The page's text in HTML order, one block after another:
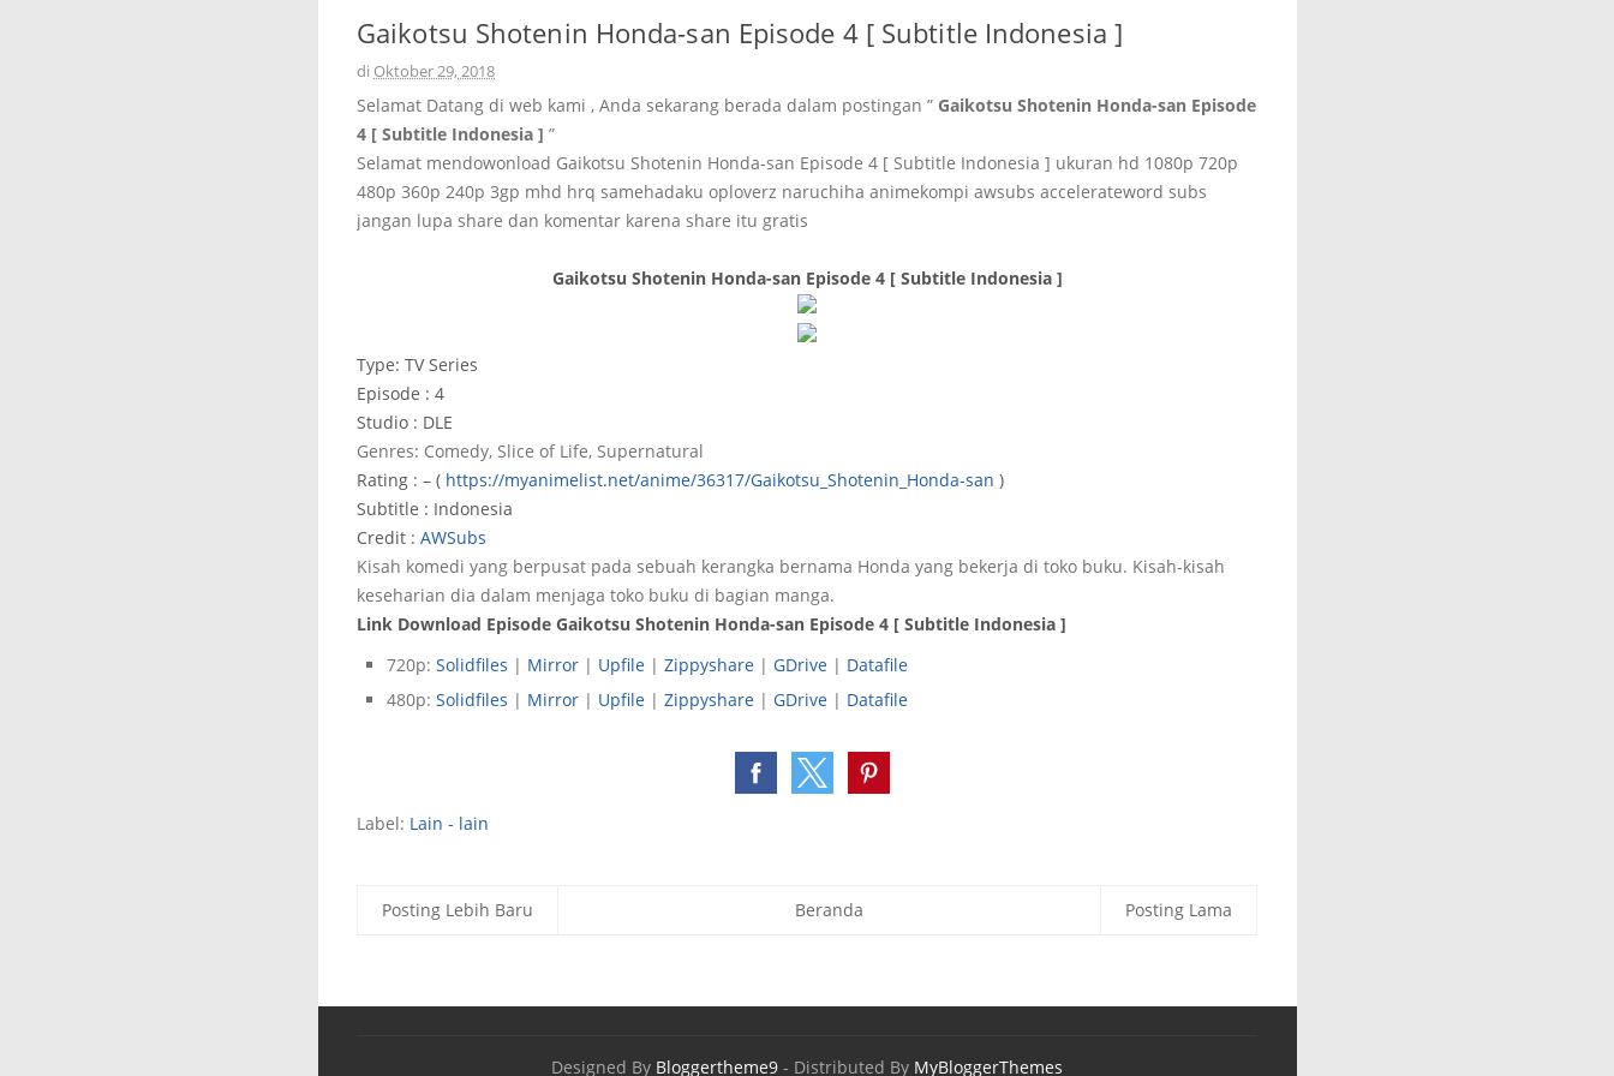
Gaikotsu Shotenin Honda-san Episode 4 [ Subtitle Indonesia ]
di Oktober 29, 2018
Selamat Datang di web kami , Anda sekarang berada dalam postingan ” Gaikotsu Shotenin Honda-san Episode
4 [ Subtitle Indonesia ] ”
Selamat mendowonload Gaikotsu Shotenin Honda-san Episode 4 [ Subtitle Indonesia ] ukuran hd 1080p 720p
480p 360p 240p 3gp mhd hrq samehadaku oploverz naruchiha animekompi awsubs accelerateword subs
jangan lupa share dan komentar karena share itu gratis
Gaikotsu Shotenin Honda-san Episode 4 [ Subtitle Indonesia ]
Type: TV Series
Episode : 4
Studio : DLE
Genres: Comedy, Slice of Life, Supernatural
Rating : – ( https://myanimelist.net/anime/36317/Gaikotsu_Shotenin_Honda-san )
Subtitle : Indonesia
Credit : AWSubs
Kisah komedi yang berpusat pada sebuah kerangka bernama Honda yang bekerja di toko buku. Kisah-kisah
keseharian dia dalam menjaga toko buku di bagian manga.
Link Download Episode Gaikotsu Shotenin Honda-san Episode 4 [ Subtitle Indonesia ]
720p: Solidfiles | Mirror | Upfile | Zippyshare | GDrive | Datafile
480p: Solidfiles | Mirror | Upfile | Zippyshare | GDrive | Datafile
Label: Lain - lain
Posting Lebih Baru Posting Lama
Beranda
Designed By Bloggertheme9 - Distributed By MyBloggerThemes